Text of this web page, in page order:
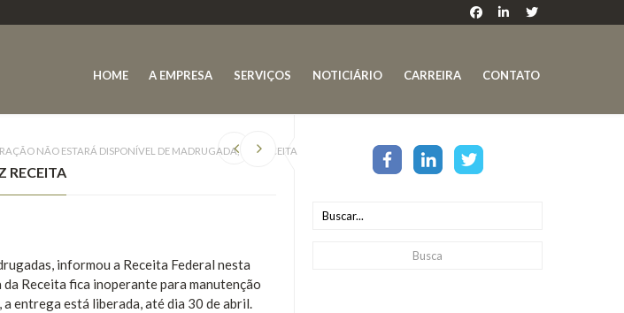
HOME A EMPRESA SERVIÇOS NOTICIÁRIO CARREIRA CONTATO
NÃO ESTARÁ DISPONÍVEL DE MADRUGADA, DIZ RECEITA
RECEITA
informou a Receita Federal nesta
Receita fica inoperante para manutenção
entrega está liberada, até dia 30 de abril.